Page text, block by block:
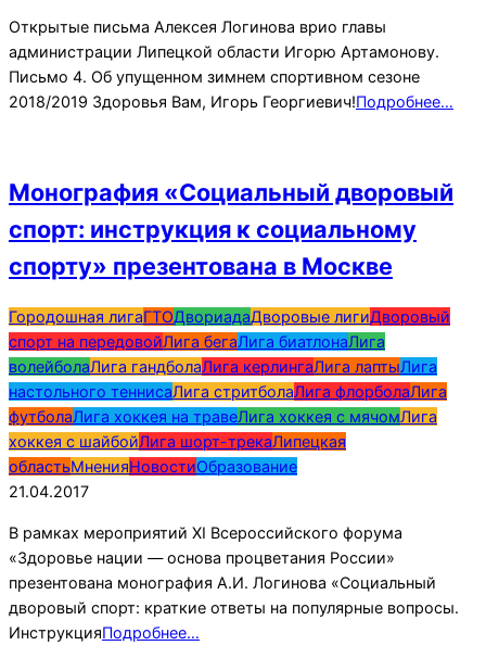
Открытые письма Алексея Логинова врио главы
администрации Липецкой области Игорю Артамонову.
Письмо 4. Об упущенном зимнем спортивном сезоне
2018/2019 Здоровья Вам, Игорь Георгиевич!Подробнее…
Монография «Социальный дворовый
спорт: инструкция к социальному
спорту» презентована в Москве
2017-
04-
21
Городошная лигаГТОДвориадаДворовые лигиДворовый
спорт на передовойЛига бегаЛига биатлонаЛига
волейболаЛига гандболаЛига керлингаЛига лаптыЛига
настольного теннисаЛига стритболаЛига флорболаЛига
футболаЛига хоккея на травеЛига хоккея с мячомЛига
хоккея с шайбойЛига шорт-трекаЛипецкая
областьМненияНовостиОбразование
21.04.2017
В рамках мероприятий XI Всероссийского форума
«Здоровье нации — основа процветания России»
презентована монография А.И. Логинова «Социальный
дворовый спорт: краткие ответы на популярные вопросы.
ИнструкцияПодробнее…